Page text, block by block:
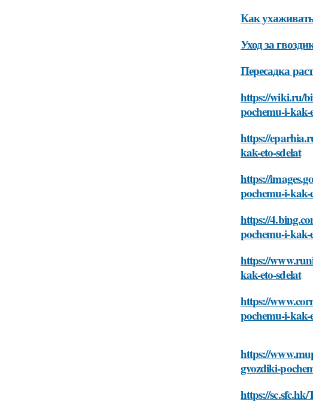
Как
Уход за
Пересадка
https://wiki.ru/
pochemu-i-kak-
https://
kak-eto-sdelat
https://
pochemu-i-kak-
https://
pochemu-i-kak-
https://
kak-eto-sdelat
https://
pochemu-i-kak-
https://
gvozdiki-
https://